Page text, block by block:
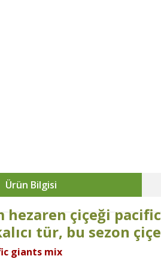
Ürün Bilgisi
çiçeği pacific
tür, bu sezon
giants mix